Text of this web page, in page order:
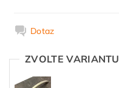
Dotaz
ZVOLTE VARIANTU